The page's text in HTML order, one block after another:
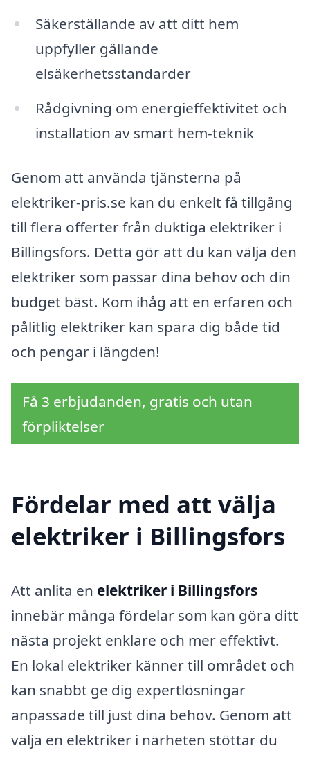
Säkerställande av att ditt hem
uppfyller gällande
elsäkerhetsstandarder
Rådgivning om energieffektivitet och
installation av smart hem-teknik
Genom att använda tjänsterna på
elektriker-pris.se kan du enkelt få tillgång
till flera offerter från duktiga elektriker i
Billingsfors. Detta gör att du kan välja den
elektriker som passar dina behov och din
budget bäst. Kom ihåg att en erfaren och
pålitlig elektriker kan spara dig både tid
och pengar i längden!
Få 3 erbjudanden, gratis och utan
förpliktelser
Fördelar med att välja
elektriker i Billingsfors
Att anlita en elektriker i Billingsfors
innebär många fördelar som kan göra ditt
nästa projekt enklare och mer effektivt.
En lokal elektriker känner till området och
kan snabbt ge dig expertlösningar
anpassade till just dina behov. Genom att
välja en elektriker i närheten stöttar du